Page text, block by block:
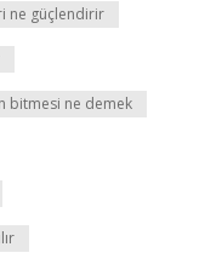
ne güçlendirir
bitmesi ne demek